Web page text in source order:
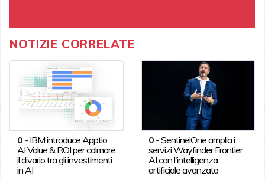
NOTIZIE CORRELATE
0- IBM introduce Apptio
AI Value & ROI per colmare
il divario tra gli investimenti
in AI
0 -SentinelOne amplia i
servizi Wayfinder Frontier
AI con l'intelligenza
artificiale avanzata